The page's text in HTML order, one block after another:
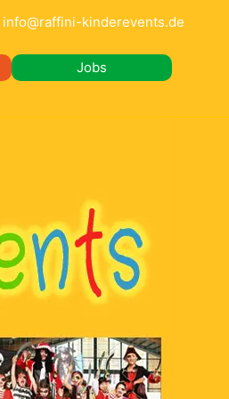
info@raffini-kinderevents.de
Jobs